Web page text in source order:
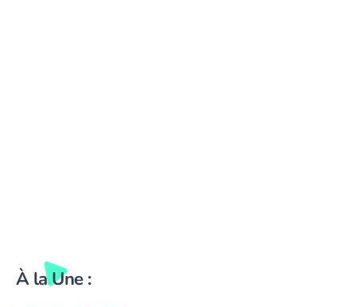
À la Une :